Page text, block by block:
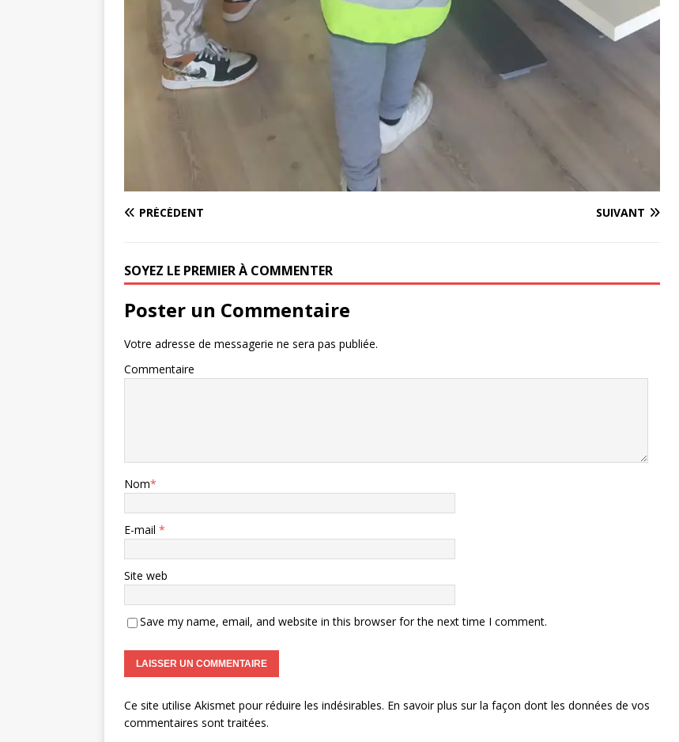
PRÉCÉDENT SUIVANT
SOYEZ LE PREMIER À COMMENTER
Poster un Commentaire
Votre adresse de messagerie ne sera pas publiée.
Commentaire
Nom*
E-mail *
Site web
Save my name, email, and website in this browser for the next time I comment.
Ce site utilise Akismet pour réduire les indésirables. En savoir plus sur la façon dont les données de vos
commentaires sont traitées.